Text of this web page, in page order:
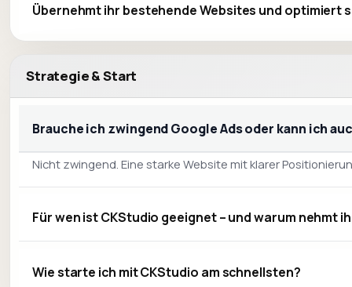
Übernehmt ihr bestehende Websites und optimiert
Strategie & Start
Brauche ich zwingend Google Ads oder kann ich
Nicht zwingend. Eine starke Website mit klarer
Für wen ist CKStudio geeignet – und warum nehmt
Wie starte ich mit CKStudio am schnellsten?